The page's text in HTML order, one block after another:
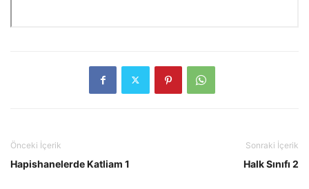
Önceki İçerik
Hapishanelerde Katliam 1
Sonraki İçerik
Halk Sınıfı 2